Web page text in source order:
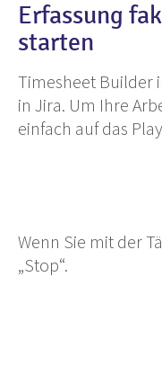
Erfassung
starten
Timesheet Builder
in Jira. Um Ihre
einfach auf das
Wenn Sie mit der
„Stop“.